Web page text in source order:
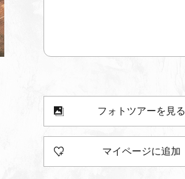
フォトツアーを見る
マイページに追加